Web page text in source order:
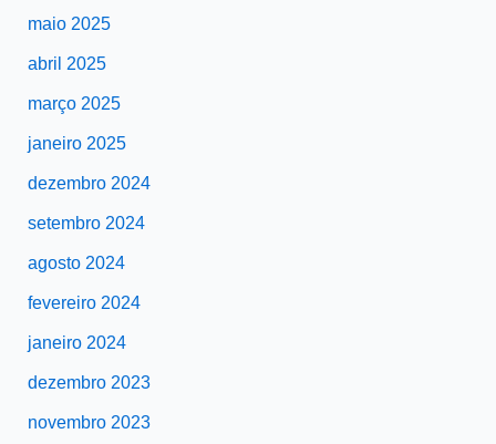
maio 2025
abril 2025
março 2025
janeiro 2025
dezembro 2024
setembro 2024
agosto 2024
fevereiro 2024
janeiro 2024
dezembro 2023
novembro 2023